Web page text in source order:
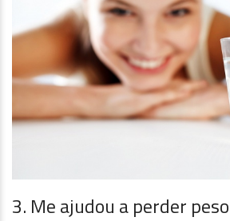
3. Me ajudou a perder peso